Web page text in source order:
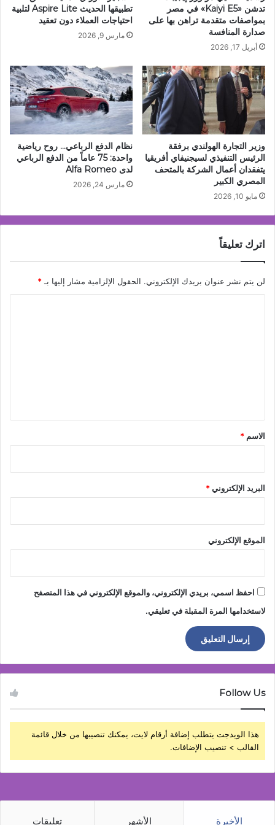
تدشن «Kaiyi E5» في مصر
بمواصفات متقدمة تراهن بها على
صدارة المنافسة
أبريل 17, 2026
تطبيقها الحديث Aspire Lite لتلبية
احتياجات العملاء دون تعقيد
مارس 9, 2026
وزير التجارة الهولندي برفقة
الرئيس التنفيذي لسيجنيفاي أفريقيا
يتفقدان أعمال الشركة بالمتحف
المصري الكبير
مايو 10, 2026
نظام الدفع الرباعي… روح رياضية
واحدة: 75 عاماً من الدفع الرباعي
لدى Alfa Romeo
مارس 24, 2026
اترك تعليقاً
لن يتم نشر عنوان بريدك الإلكتروني. الحقول الإلزامية مشار إليها بـ*
*
الاسم *
البريد الإلكتروني*
الموقع الإلكتروني
احفظ اسمي، بريدي الإلكتروني، والموقع الإلكتروني في هذا المتصفح
لاستخدامها المرة المقبلة في تعليقي.
Follow Us
هذا الويدجت يتطلب إضافة أرقام لايت، يمكنك تنصيبها من خلال قائمة
القالب > تنصيب الإضافات.
الأخيرة الأشهر تعليقات